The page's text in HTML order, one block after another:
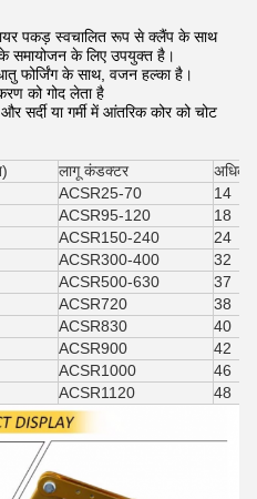
पकड़ स्वचालित रूप से क्लैंप के साथ
समायोजन के लिए उपयुक्त है।
फोर्जिंग के साथ, वजन हल्का है।
को गोद लेता है
या गर्मी में आंतरिक कोर को चोट
लागू कंडक्टर
ACSR25-70
14
ACSR95-120
18
ACSR150-240
24
ACSR300-400
32
ACSR500-630
37
ACSR720
38
ACSR830
40
ACSR900
42
ACSR1000
46
ACSR1120 48